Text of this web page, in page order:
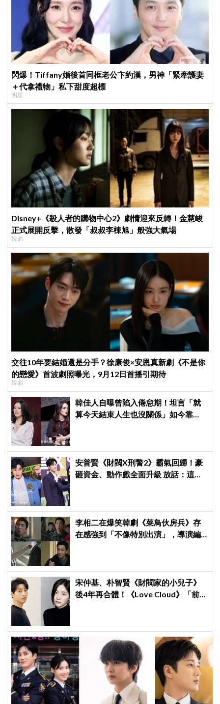
閃爆！Tiffany婚後首同框老公卞約漢，男神「緊牽護妻
＋代拿禮物」私下甜度超標
明星
Disney+《殺人者的購物中心2》劇情迎來反轉！金慧峻
正式展開反擊，散發「叔叔李棟旭」般強大氣場
韓劇
交往10年要結婚還是分手？徐康俊×安恩真新劇《不是你
的戀愛》首波劇照曝光，9月12日首播引期待
韓劇
韓佳人自曝曾陷入倦怠期！坦言「就
算今天結束人生也沒關係」如今靠
安普賢《財閥X刑警2》霸氣回歸！豪
砸資金、動作戲全面升級 放話：這次
李相二在爆笑韓劇《菜鳥伙房兵》存
在感強到「不像特別出演」，導演編
宋仲基、朴智賢《財閥家的小兒子》
後4年再合體！《Love Cloud》「前任